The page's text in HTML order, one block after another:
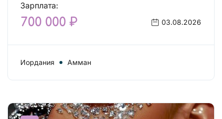
Зарплата:
700 000 ₽ 03.08.2026
Иордания Амман